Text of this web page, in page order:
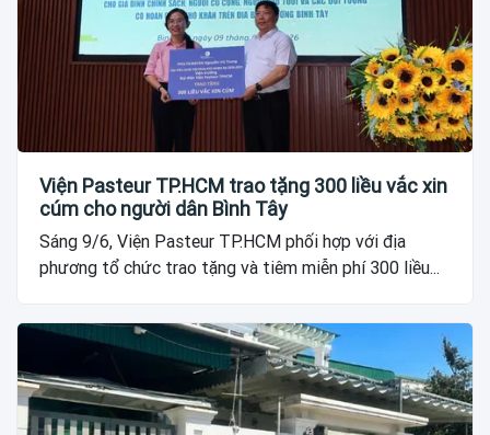
Viện Pasteur TP.HCM trao tặng 300 liều vắc xin
cúm cho người dân Bình Tây
Sáng 9/6, Viện Pasteur TP.HCM phối hợp với địa
phương tổ chức trao tặng và tiêm miễn phí 300 liều...